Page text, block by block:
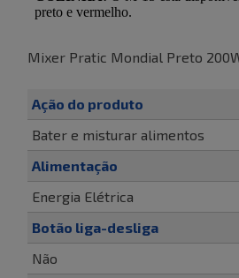
Mixer Pratic Mondial Preto
Ação do produto
Bater e misturar alimentos
Alimentação
Energia Elétrica
Botão liga-desliga
Não